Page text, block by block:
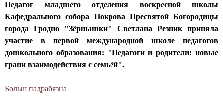
б
с
к
а
п
р
о
Педагог младшего отделения воскресной школы
Кафедрального собора Покрова Пресвятой Богородицы
города Гродно "Зёрнышки" Светлана Резник приняла
участие в первой международной школе педагогов
дошкольного образования: "Педагоги и родители: новые
грани взаимодействия с семьёй".
Больш падрабязна